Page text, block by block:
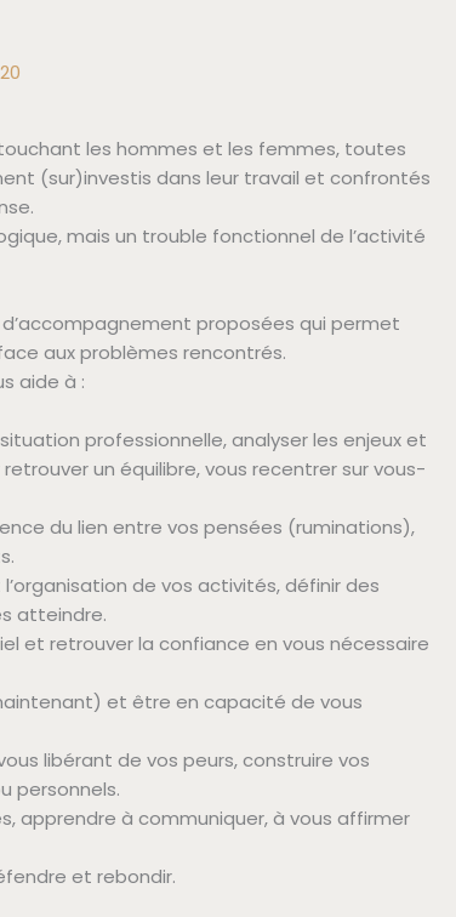
les hommes et les femmes, toutes
(sur)investis dans leur travail et confrontés
mais un trouble fonctionnel de l’activité
proposées qui permet
aux problèmes rencontrés.
aide à :
professionnelle, analyser les enjeux et
un équilibre, vous recentrer sur vous-
du lien entre vos pensées (ruminations),
de vos activités, définir des
atteindre.
et retrouver la confiance en vous nécessaire
et être en capacité de vous
libérant de vos peurs, construire vos
personnels.
apprendre à communiquer, à vous affirmer
et rebondir.